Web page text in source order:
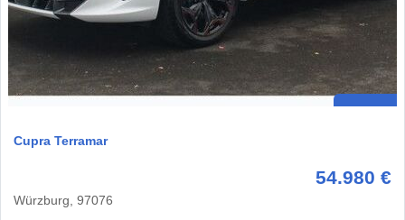
Cupra Terramar
54.980 €
Würzburg, 97076